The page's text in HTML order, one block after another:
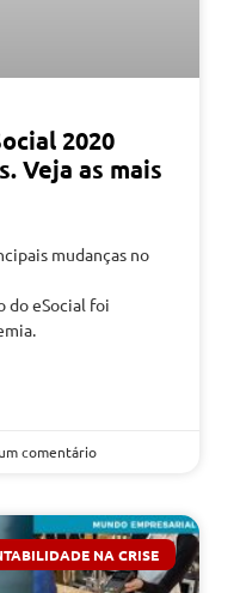
2020
Veja as mais
mudanças no
do eSocial foi
comentário
NA CRISE